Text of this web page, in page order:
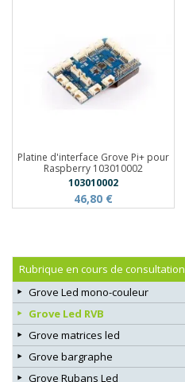
Platine d'interface Grove Pi+ pour
Raspberry 103010002
103010002
46,80 €
Rubrique en cours de consultation
Grove Led mono-couleur
Grove Led RVB
Grove matrices led
Grove bargraphe
Grove Rubans Led